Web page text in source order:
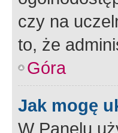
czy na
to, że
Góra
Jak mogę
W Panelu